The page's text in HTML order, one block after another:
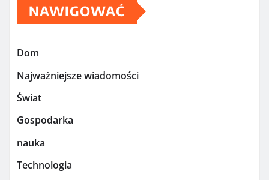
NAWIGOWAĆ
Dom
Najważniejsze wiadomości
Świat
Gospodarka
nauka
Technologia